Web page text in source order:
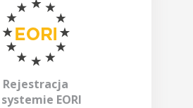
Rejestracja
EORI